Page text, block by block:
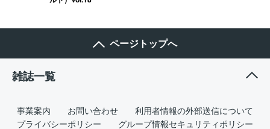
ページトップへ
雑誌一覧
事業案内 お問い合わせ
利用者情報の外部送信について
プライバシーポリシー
グループ情報セキュリティポリシー